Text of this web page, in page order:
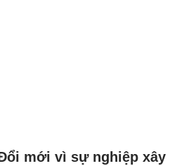
mới vì sự nghiệp xây